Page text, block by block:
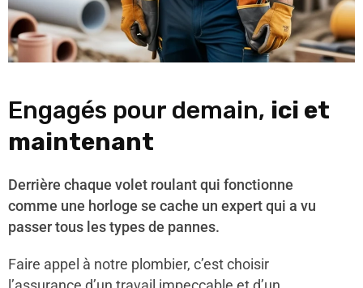
Engagés pour demain, ici et
maintenant
Derrière chaque volet roulant qui fonctionne
comme une horloge se cache un expert qui a vu
passer tous les types de pannes.
Faire appel à notre plombier, c’est choisir